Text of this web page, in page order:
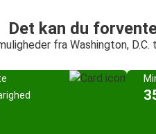
Det kan du
fra Washington,